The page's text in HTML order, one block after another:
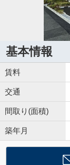
基本情報
賃料
交通
間取り(面積)
築年月